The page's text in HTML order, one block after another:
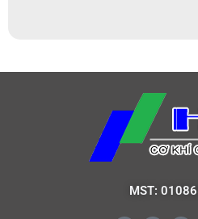
MST: